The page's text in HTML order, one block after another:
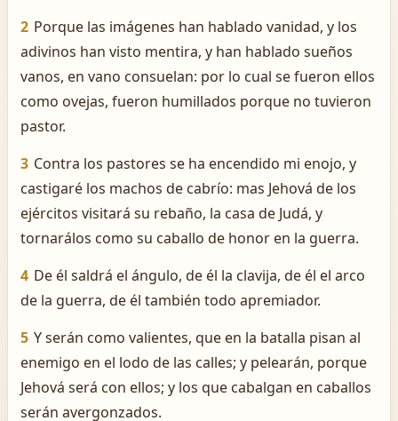
2 Porque las imágenes han hablado vanidad, y los
adivinos han visto mentira, y han hablado sueños
vanos, en vano consuelan: por lo cual se fueron ellos
como ovejas, fueron humillados porque no tuvieron
pastor.
3 Contra los pastores se ha encendido mi enojo, y
castigaré los machos de cabrío: mas Jehová de los
ejércitos visitará su rebaño, la casa de Judá, y
tornarálos como su caballo de honor en la guerra.
4 De él saldrá el ángulo, de él la clavija, de él el arco
de la guerra, de él también todo apremiador.
5 Y serán como valientes, que en la batalla pisan al
enemigo en el lodo de las calles; y pelearán, porque
Jehová será con ellos; y los que cabalgan en caballos
serán avergonzados.